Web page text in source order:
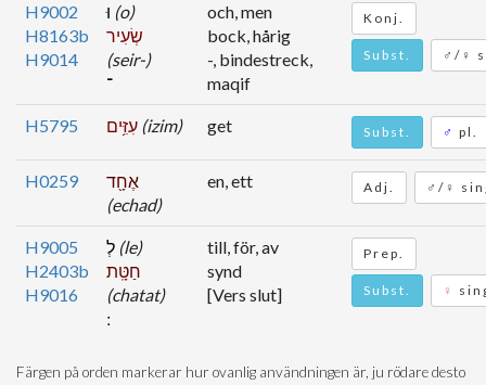
H9002
H8163b
H9014
(o)
שְׂעִיר
(seir-)
־
och, men
bock, hårig
-, bindestreck,
maqif
Konj.
Subst. ♂/♀
H5795 (izim) get Subst. ♂ pl.
H0259
אֶחָ֖ד
(echad)
en, ett Adj. ♂/♀
H9005
H2403b
H9016
(le)
חַטָּֽת
(chatat)
till, för, av
synd
[Vers slut]
Prep.
Subst. ♀
Färgen på orden markerar hur ovanlig användningen är, ju rödare desto